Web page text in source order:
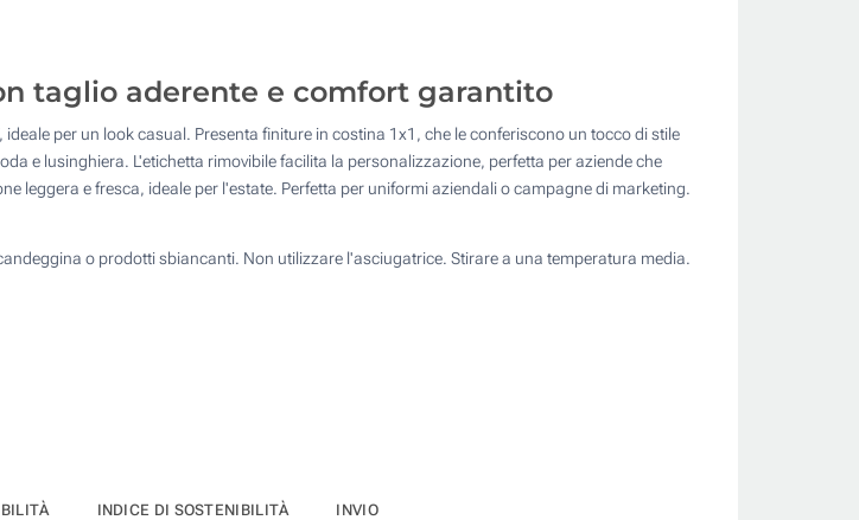
(Lato cuore)
full color (Su un lato)
taglio aderente e comfort garantito
per un look casual. Presenta finiture in costina 1x1, che le conferiscono un tocco di stile
e lusinghiera. L'etichetta rimovibile facilita la personalizzazione, perfetta per aziende che
leggera e fresca, ideale per l'estate. Perfetta per uniformi aziendali o campagne di marketing.
o prodotti sbiancanti. Non utilizzare l'asciugatrice. Stirare a una temperatura media.
INDICE DI SOSTENIBILITÀ INVIO